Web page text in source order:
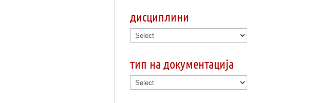
дисциплини
тип на документација